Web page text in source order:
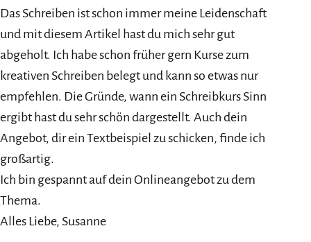
Das Schreiben ist schon immer meine Leidenschaft
und mit diesem Artikel hast du mich sehr gut
abgeholt. Ich habe schon früher gern Kurse zum
kreativen Schreiben belegt und kann so etwas nur
empfehlen. Die Gründe, wann ein Schreibkurs Sinn
ergibt hast du sehr schön dargestellt. Auch dein
Angebot, dir ein Textbeispiel zu schicken, finde ich
großartig.
Ich bin gespannt auf dein Onlineangebot zu dem
Thema.
Alles Liebe, Susanne